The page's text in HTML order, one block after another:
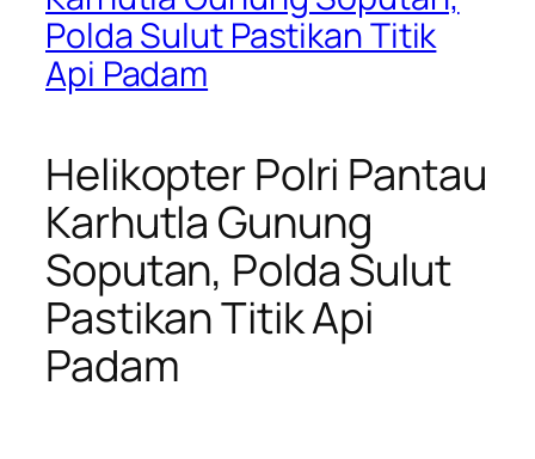
Polda Sulut Pastikan Titik
Api Padam
Helikopter Polri Pantau
Karhutla Gunung
Soputan, Polda Sulut
Pastikan Titik Api
Padam